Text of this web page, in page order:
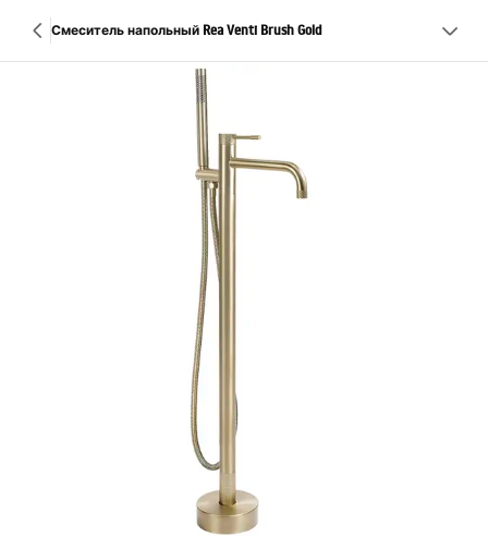
Смеситель напольный Rea Venti Brush Gold